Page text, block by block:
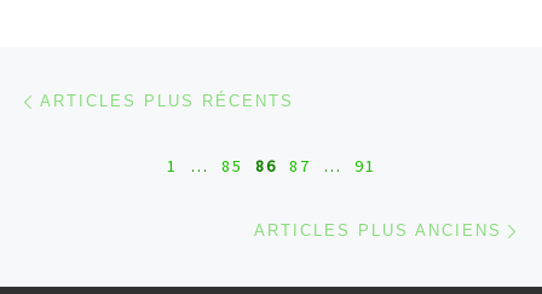
Navigation dans les articles
ARTICLES PLUS RÉCENTS
1 … 85 86 87 … 91
ARTICLES PLUS ANCIENS